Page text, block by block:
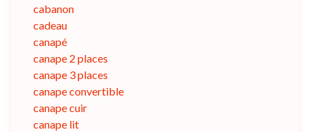
cabanon
cadeau
canapé
canape 2 places
canape 3 places
canape convertible
canape cuir
canape lit